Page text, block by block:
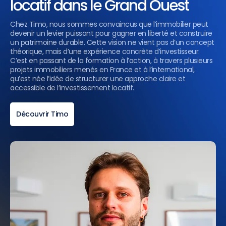
locatif dans le Grand Ouest
Chez Timo, nous sommes convaincus que l’immobilier peut
devenir un levier puissant pour gagner en liberté et construire
un patrimoine durable. Cette vision ne vient pas d’un concept
théorique, mais d’une expérience concrète d’investisseur.
C’est en passant de la formation à l’action, à travers plusieurs
projets immobiliers menés en France et à l’international,
qu’est née l’idée de structurer une approche claire et
accessible de l’investissement locatif.
Découvrir Timo